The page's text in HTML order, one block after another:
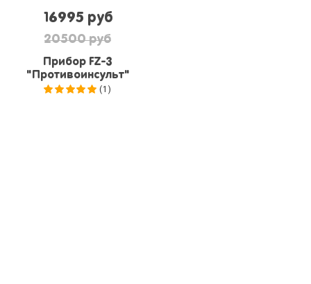
16995 руб
20500 руб
Прибор FZ-3
"Противоинсульт"
(1)